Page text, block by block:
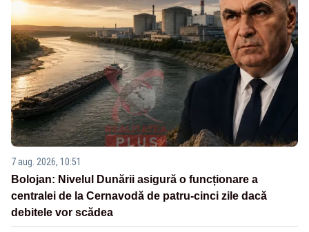
7 aug. 2026, 10:51
Bolojan: Nivelul Dunării asigură o funcționare a
centralei de la Cernavodă de patru-cinci zile dacă
debitele vor scădea